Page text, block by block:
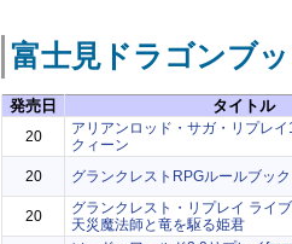
富士見ドラゴンブ
発売日 タイトル
20
アリアンロッド・サガ・リプレ
クィーン
20
グランクレストRPGルールブッ
20
グランクレスト・リプレイ ラ
天災魔法師と竜を駆る姫君